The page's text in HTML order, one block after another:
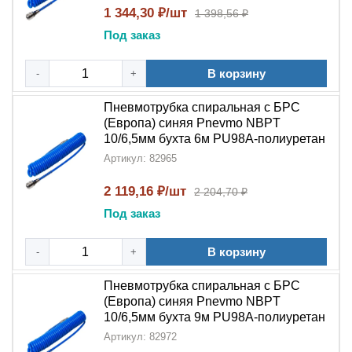
быстроразъёмным соединением
значительно упростить обслуживание оборудования,
сократить время переналадки и повысить
эффективность работы.Спиральнаяконструкция
обеспечивает необходимую гибкость и защиту от
перегибов, что делает её идеальным выбором для
профессионального применения всистемах
подготовки воздуха.
1 344,30 ₽/шт 1 398,56 ₽
Под заказ
- + В корзину
Пневмотрубка спиральная с БРС
(Европа) синяя Pnevmo NBPT
10/6,5мм бухта 6м PU98A-полиуретан
Артикул: 82965
2 119,16 ₽/шт 2 204,70 ₽
Под заказ
- + В корзину
Пневмотрубка спиральная с БРС
(Европа) синяя Pnevmo NBPT
10/6,5мм бухта 9м PU98A-полиуретан
Артикул: 82972